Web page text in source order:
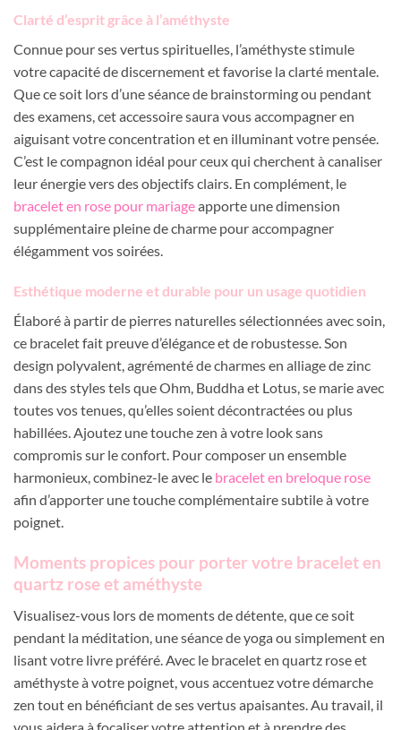
Clarté d’esprit grâce à l’améthyste
Connue pour ses vertus spirituelles, l’améthyste stimule
votre capacité de discernement et favorise la clarté mentale.
Que ce soit lors d’une séance de brainstorming ou pendant
des examens, cet accessoire saura vous accompagner en
aiguisant votre concentration et en illuminant votre pensée.
C’est le compagnon idéal pour ceux qui cherchent à canaliser
leur énergie vers des objectifs clairs. En complément, le
bracelet en rose pour mariageapporte une dimension
supplémentaire pleine de charme pour accompagner
élégamment vos soirées.
Esthétique moderne et durable pour un usage quotidien
Élaboré à partir de pierres naturelles sélectionnées avec soin,
ce bracelet fait preuve d’élégance et de robustesse. Son
design polyvalent, agrémenté de charmes en alliage de zinc
dans des styles tels que Ohm, Buddha et Lotus, se marie avec
toutes vos tenues, qu’elles soient décontractées ou plus
habillées. Ajoutez une touche zen à votre look sans
compromis sur le confort. Pour composer un ensemble
harmonieux, combinez-le avec le bracelet en breloque rose
afin d’apporter une touche complémentaire subtile à votre
poignet.
Moments propices pour porter votre bracelet en
quartz rose et améthyste
Visualisez-vous lors de moments de détente, que ce soit
pendant la méditation, une séance de yoga ou simplement en
lisant votre livre préféré. Avec le bracelet en quartz rose et
améthyste à votre poignet, vous accentuez votre démarche
zen tout en bénéficiant de ses vertus apaisantes. Au travail, il